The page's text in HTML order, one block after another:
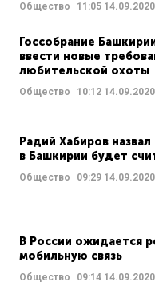
Общество 11:05 14.09.2020
Госсобрание
ввести новые
любительской охоты
Общество 10:12 14.09.2020
Радий Хабиров
в Башкирии будет
Общество 09:29 14.09.2020
В России ожидается
мобильную связь
Общество 09:14 14.09.2020